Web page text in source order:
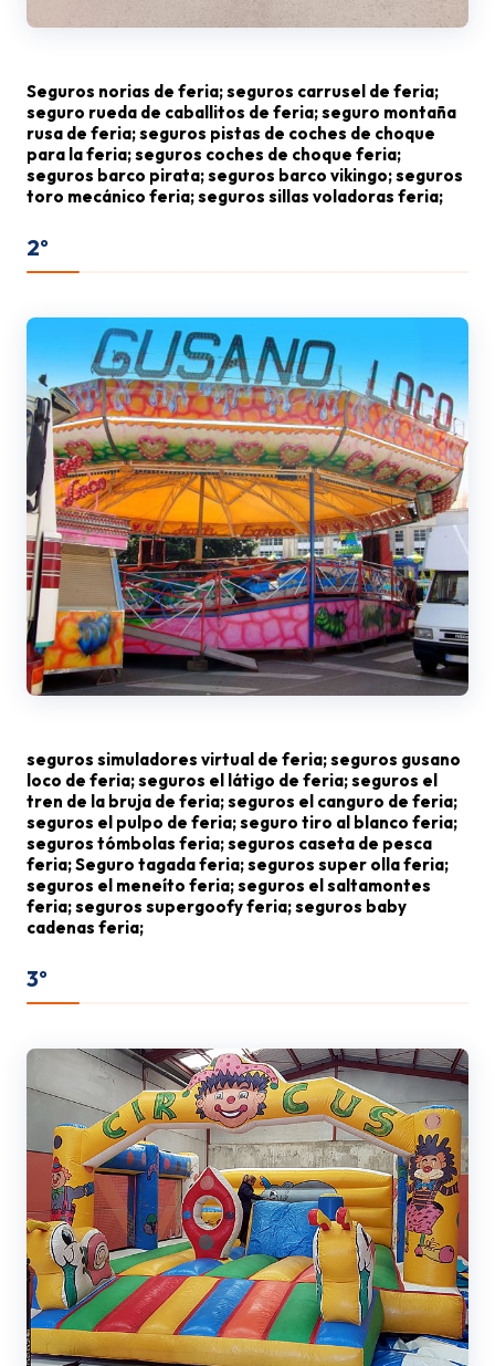
Seguros norias de feria; seguros carrusel de feria;
seguro rueda de caballitos de feria; seguro montaña
rusa de feria; seguros pistas de coches de choque
para la feria; seguros coches de choque feria;
seguros barco pirata; seguros barco vikingo; seguros
toro mecánico feria; seguros sillas voladoras feria;
2º
seguros simuladores virtual de feria; seguros gusano
loco de feria; seguros el látigo de feria; seguros el
tren de la bruja de feria; seguros el canguro de feria;
seguros el pulpo de feria; seguro tiro al blanco feria;
seguros tómbolas feria; seguros caseta de pesca
feria; Seguro tagada feria; seguros super olla feria;
seguros el meneíto feria; seguros el saltamontes
feria; seguros supergoofy feria; seguros baby
cadenas feria;
3º